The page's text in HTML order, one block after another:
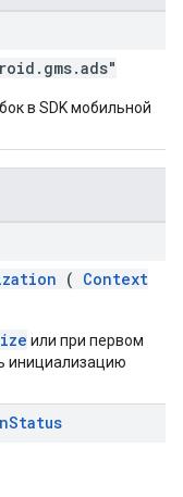
в SDK мобильной
( Context
или при первом
инициализацию
Status